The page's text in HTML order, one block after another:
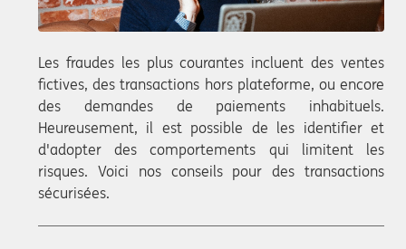
Les fraudes les plus courantes incluent des ventes
fictives, des transactions hors plateforme, ou encore
des demandes de paiements inhabituels.
Heureusement, il est possible de les identifier et
d'adopter des comportements qui limitent les
risques. Voici nos conseils pour des transactions
sécurisées.